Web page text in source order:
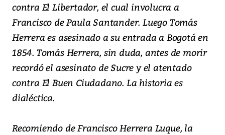
contra El Libertador, el cual involucra a
Francisco de Paula Santander. Luego Tomás
Herrera es asesinado a su entrada a Bogotá en
1854. Tomás Herrera, sin duda, antes de morir
recordó el asesinato de Sucre y el atentado
contra El Buen Ciudadano. La historia es
dialéctica.
Recomiendo de Francisco Herrera Luque, la